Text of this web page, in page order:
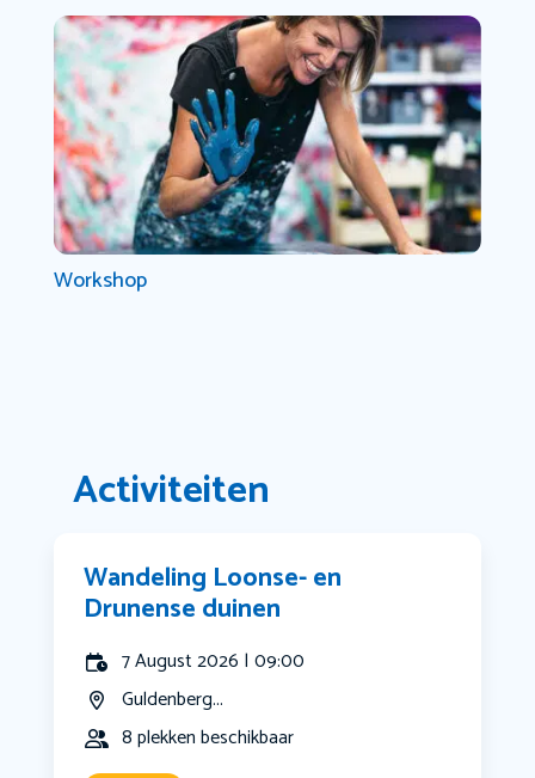
Workshop
Activiteiten
Wandeling Loonse- en
Drunense duinen
7 August 2026 | 09:00
Guldenberg...
8 plekken beschikbaar